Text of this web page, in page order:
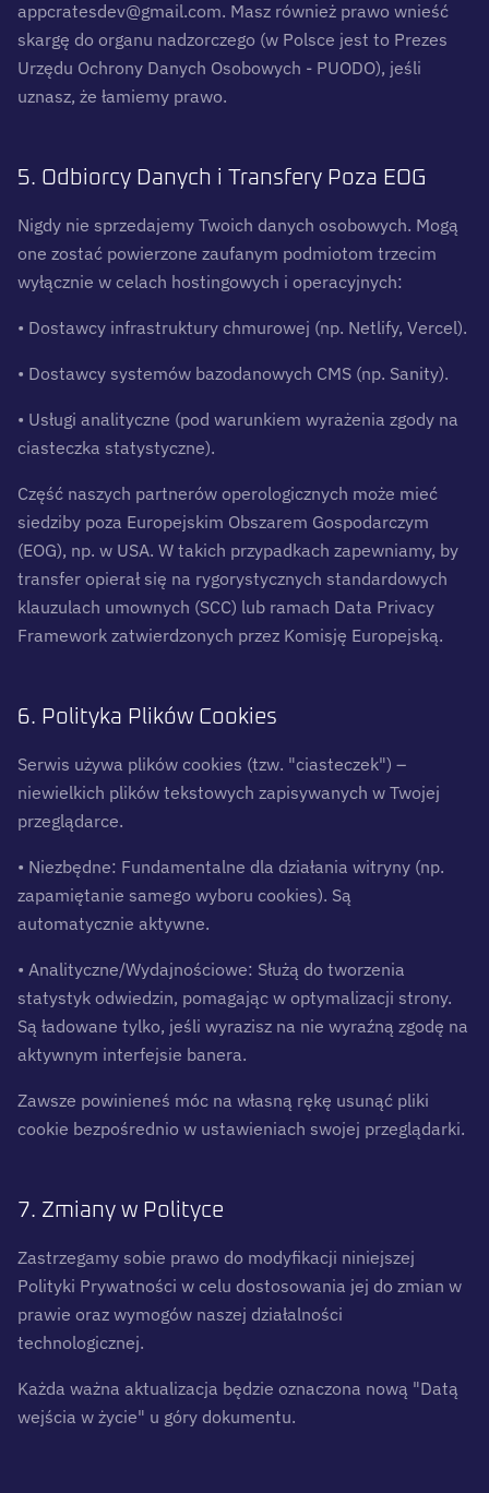
appcratesdev@gmail.com. Masz również prawo wnieść
skargę do organu nadzorczego (w Polsce jest to Prezes
Urzędu Ochrony Danych Osobowych - PUODO), jeśli
uznasz, że łamiemy prawo.
5. Odbiorcy Danych i Transfery Poza EOG
Nigdy nie sprzedajemy Twoich danych osobowych. Mogą
one zostać powierzone zaufanym podmiotom trzecim
wyłącznie w celach hostingowych i operacyjnych:
• Dostawcy infrastruktury chmurowej (np. Netlify, Vercel).
• Dostawcy systemów bazodanowych CMS (np. Sanity).
• Usługi analityczne (pod warunkiem wyrażenia zgody na
ciasteczka statystyczne).
Część naszych partnerów operologicznych może mieć
siedziby poza Europejskim Obszarem Gospodarczym
(EOG), np. w USA. W takich przypadkach zapewniamy, by
transfer opierał się na rygorystycznych standardowych
klauzulach umownych (SCC) lub ramach Data Privacy
Framework zatwierdzonych przez Komisję Europejską.
6. Polityka Plików Cookies
Serwis używa plików cookies (tzw. "ciasteczek") –
niewielkich plików tekstowych zapisywanych w Twojej
przeglądarce.
• Niezbędne: Fundamentalne dla działania witryny (np.
zapamiętanie samego wyboru cookies). Są
automatycznie aktywne.
• Analityczne/Wydajnościowe: Służą do tworzenia
statystyk odwiedzin, pomagając w optymalizacji strony.
Są ładowane tylko, jeśli wyrazisz na nie wyraźną zgodę na
aktywnym interfejsie banera.
Zawsze powinieneś móc na własną rękę usunąć pliki
cookie bezpośrednio w ustawieniach swojej przeglądarki.
7. Zmiany w Polityce
Zastrzegamy sobie prawo do modyfikacji niniejszej
Polityki Prywatności w celu dostosowania jej do zmian w
prawie oraz wymogów naszej działalności
technologicznej.
Każda ważna aktualizacja będzie oznaczona nową "Datą
wejścia w życie" u góry dokumentu.